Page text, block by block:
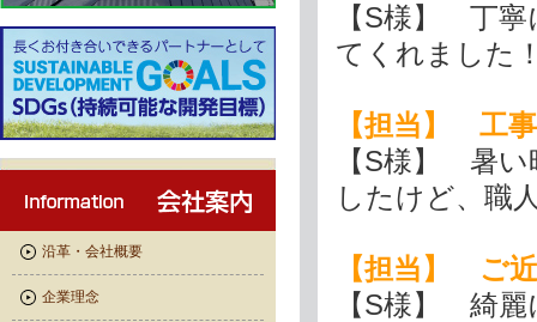
沿革・会社概要
企業理念
【S様】 丁寧
てくれました
【担当】 工
【S様】 暑
したけど、職
【担当】 ご
【S様】 綺